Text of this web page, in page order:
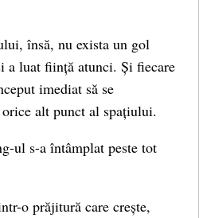
însă, nu exista un gol
a luat ființă atunci. Și fiecare
imediat să se
alt punct al spațiului.
ul s-a întâmplat peste tot
o prăjitură care crește,